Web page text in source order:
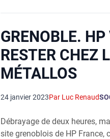
GRENOBLE.
RESTER CHEZ
MÉTALLOS
24 janvier 2023Par Luc Renaud
Débrayage de deux heures,
site gre­no­blois de HP France,